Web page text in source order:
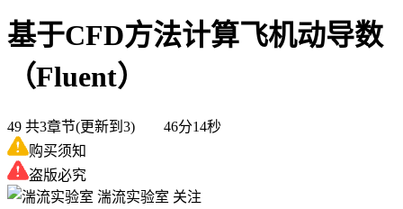
基于CFD方法计算飞机动导数
（Fluent）
49 共3章节(更新到3) 46分14秒
购买须知
盗版必究
湍流实验室 关注